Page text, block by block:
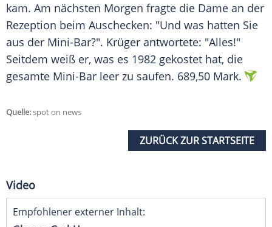
kam. Am nächsten Morgen fragte die Dame an der
Rezeption beim Auschecken: "Und was hatten Sie
aus der Mini-Bar?". Krüger antwortete: "Alles!"
Seitdem weiß er, was es 1982 gekostet hat, die
gesamte Mini-Bar leer zu saufen. 689,50 Mark.
Quelle:spot on news
ZURÜCK ZUR STARTSEITE
Video
Empfohlener externer Inhalt: